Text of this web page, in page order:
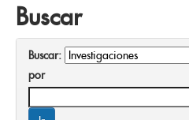
Buscar
Buscar:
por